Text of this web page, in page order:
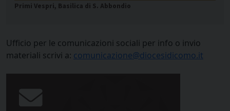
Primi Vespri, Basilica di S. Abbondio
Ufficio per le comunicazioni sociali per info o invio
materiali scrivi a: comunicazione@diocesidicomo.it